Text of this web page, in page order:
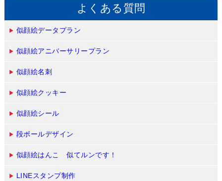
よくある質問
似顔絵データプラン
似顔絵アニバーサリープラン
似顔絵名刺
似顔絵クッキー
似顔絵シール
段ボールデザイン
似顔絵はんこ 似てルンです！
LINEスタンプ制作